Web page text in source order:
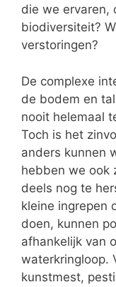
die we ervaren,
biodiversiteit?
verstoringen?
De complexe
de bodem en
nooit helemaal
Toch is het
anders kunnen
hebben we ook
deels nog te
kleine ingrepen
doen, kunnen
afhankelijk van
waterkringloop.
kunstmest,